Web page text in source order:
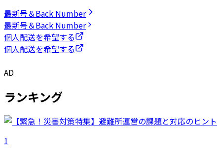
最新号＆Back Number
最新号＆Back Number
個人配送を希望する
個人配送を希望する
AD
ランキング
1